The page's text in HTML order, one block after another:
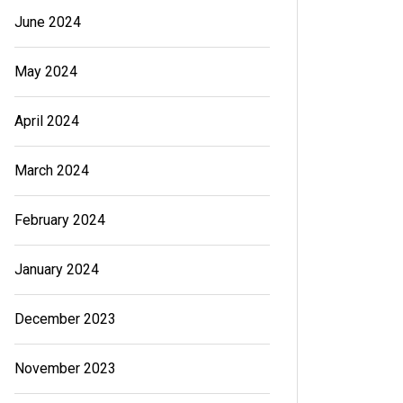
June 2024
May 2024
April 2024
March 2024
February 2024
January 2024
December 2023
November 2023